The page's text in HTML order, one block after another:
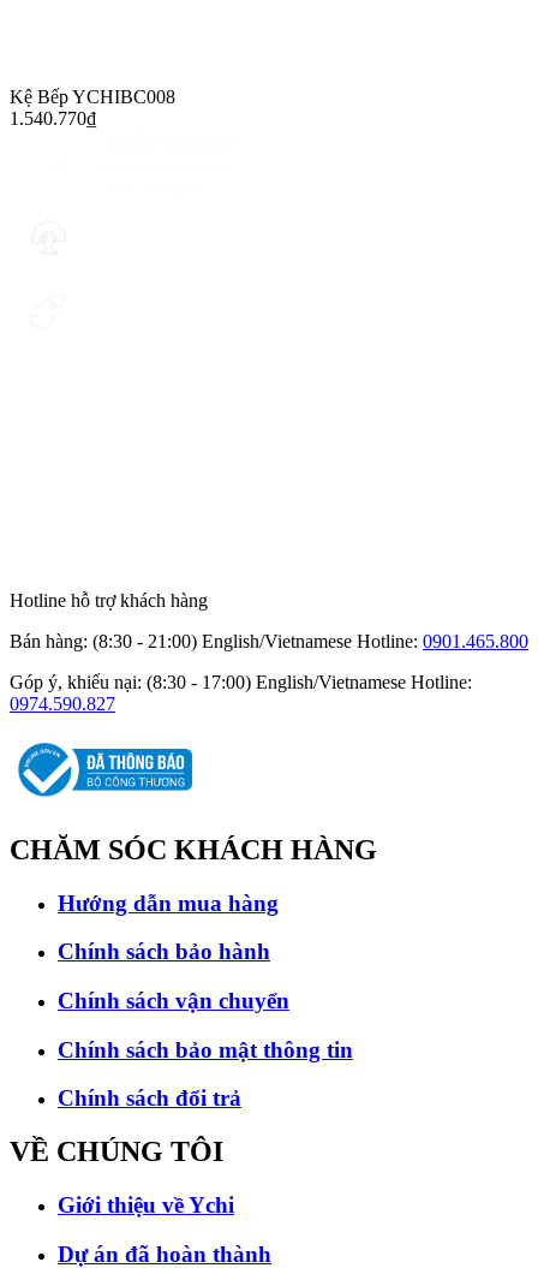
Kệ Bếp YCHIBC008
1.540.770₫
Hotline hỗ trợ khách hàng
Bán hàng: (8:30 - 21:00) English/Vietnamese Hotline: 0901.465.800
Góp ý, khiếu nại: (8:30 - 17:00) English/Vietnamese Hotline:
0974.590.827
CHĂM SÓC KHÁCH HÀNG
Hướng dẫn mua hàng
Chính sách bảo hành
Chính sách vận chuyển
Chính sách bảo mật thông tin
Chính sách đổi trả
VỀ CHÚNG TÔI
Giới thiệu về Ychi
Dự án đã hoàn thành